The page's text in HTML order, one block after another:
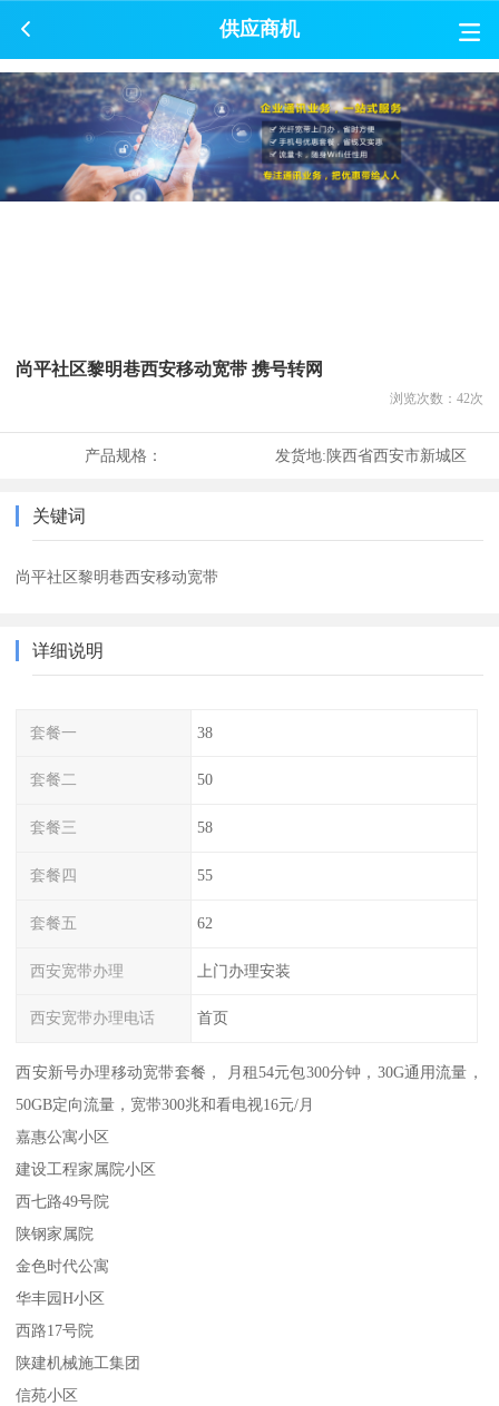
供应商机
尚平社区黎明巷西安移动宽带 携号转网
浏览次数： 42次
产品规格： 发货地:陕西省西安市新城区
关键词
尚平社区黎明巷西安移动宽带
详细说明
套餐一 38
套餐二 50
套餐三 58
套餐四 55
套餐五 62
西安宽带办理 上门办理安装
西安宽带办理电话 首页
西安新号办理移动宽带套餐， 月租54元包300分钟，30G通用流量，
50GB定向流量，宽带300兆和看电视16元/月
嘉惠公寓小区
建设工程家属院小区
西七路49号院
陕钢家属院
金色时代公寓
华丰园H小区
西路17号院
陕建机械施工集团
信苑小区